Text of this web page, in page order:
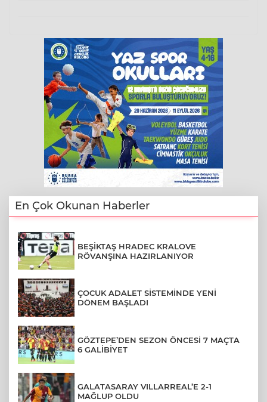
En Çok Okunan Haberler
BEŞİKTAŞ HRADEC KRALOVE
RÖVANŞINA HAZIRLANIYOR
ÇOCUK ADALET SİSTEMİNDE YENİ
DÖNEM BAŞLADI
GÖZTEPE’DEN SEZON ÖNCESİ 7 MAÇTA
6 GALİBİYET
GALATASARAY VILLARREAL’E 2-1
MAĞLUP OLDU